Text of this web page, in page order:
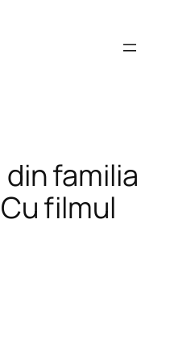
familia
filmul